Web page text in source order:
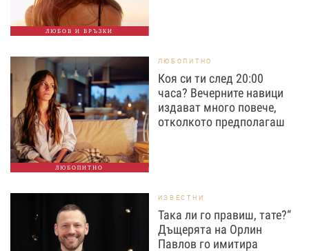
ЛЮБОВ И ВРЪЗКИ
ЛЮБОПИТНО
ЛЮБОПИТНО
Коя си ти след 20:00
часа? Вечерните навици
издават много повече,
отколкото предполагаш
ИЗВЕСТНИ
Така ли го правиш, тате?“
Дъщерята на Орлин
Павлов го имитира